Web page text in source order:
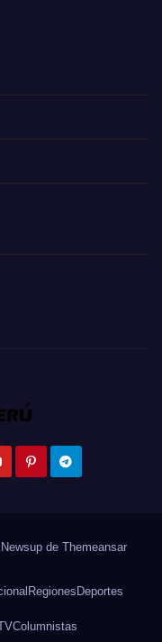
de Themeansar
Regiones Deportes
Columnistas